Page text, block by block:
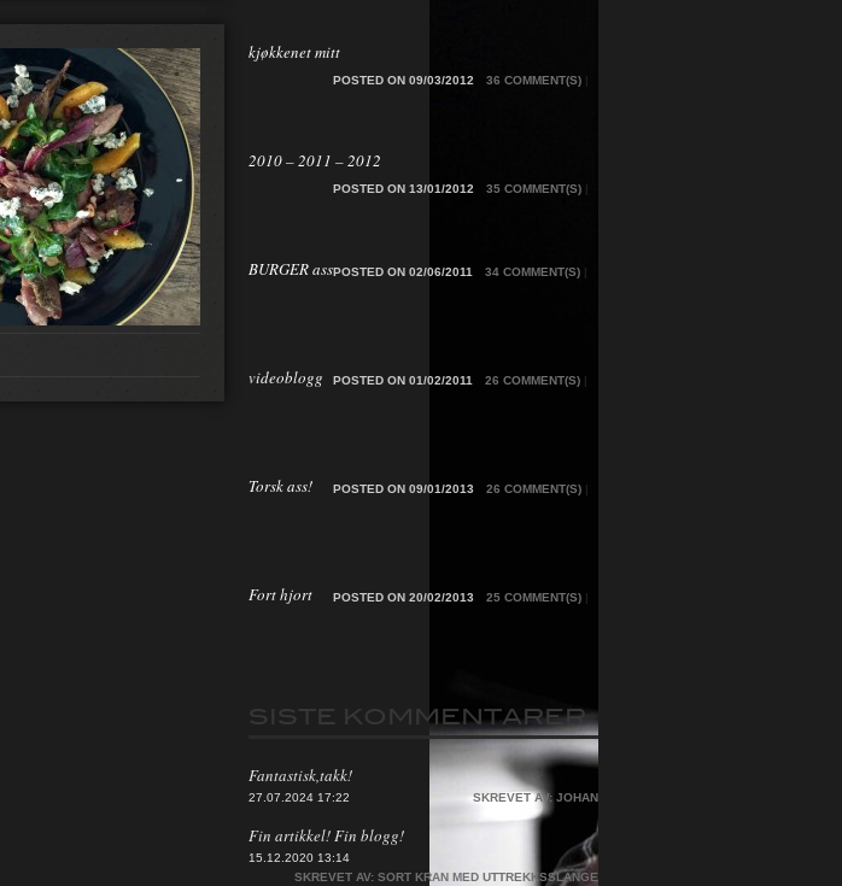
kjøkkenet mitt
36 COMMENT(S) |
POSTED ON 09/03/2012
2010 – 2011 – 2012
35 COMMENT(S) |
POSTED ON 13/01/2012
BURGER ass 34 COMMENT(S) |
POSTED ON 02/06/2011
videoblogg 26 COMMENT(S) |
POSTED ON 01/02/2011
Torsk ass! 26 COMMENT(S) |
POSTED ON 09/01/2013
Fort hjort 25 COMMENT(S) |
POSTED ON 20/02/2013
SISTE KOMMENTARER
Fantastisk,takk!
27.07.2024 17:22 SKREVET AV: JOHAN
Fin artikkel! Fin blogg!
15.12.2020 13:14
SKREVET AV: SORT KRAN MED UTTREKKSSLANGE